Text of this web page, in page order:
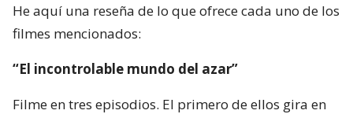
He aquí una reseña de lo que ofrece cada uno de los
filmes mencionados:
“El incontrolable mundo del azar”
Filme en tres episodios. El primero de ellos gira en